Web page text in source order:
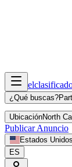
¿Qué buscas?
UbicaciónNorth
Publicar Anuncio
Estados Unidos
ES